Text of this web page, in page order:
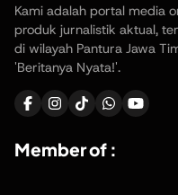
Kami adalah portal media
produk jurnalistik aktual,
di wilayah Pantura Jawa
'Beritanya Nyata!'.
Member of :